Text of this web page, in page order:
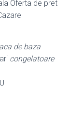
Oferta de pret
de baza
congelatoare